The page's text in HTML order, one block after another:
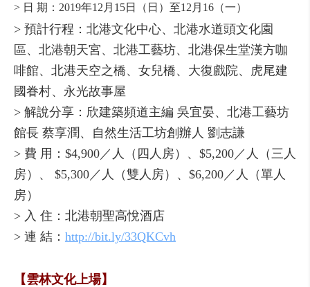
> 日 期：2019年12月15日（日）至12月16（一）
> 預計行程：北港文化中心、北港水道頭文化園
區、北港朝天宮、北港工藝坊、北港保生堂漢方咖
啡館、北港天空之橋、女兒橋、大復戲院、虎尾建
國眷村、永光故事屋
> 解說分享：欣建築頻道主編 吳宜晏、北港工藝坊
館長 蔡享潤、自然生活工坊創辦人 劉志謙
> 費 用：$4,900／人（四人房）、$5,200／人（三人
房）、 $5,300／人（雙人房）、$6,200／人（單人
房）
> 入 住：北港朝聖高悅酒店
> 連 結： http://bit.ly/33QKCvh
【雲林文化上場】